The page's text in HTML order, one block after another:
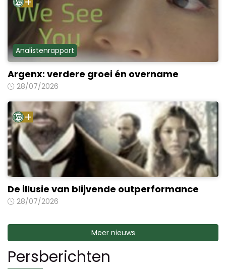
Analistenrapport
Argenx: verdere groei én overname
28/07/2026
De illusie van blijvende outperformance
28/07/2026
Meer nieuws
Persberichten